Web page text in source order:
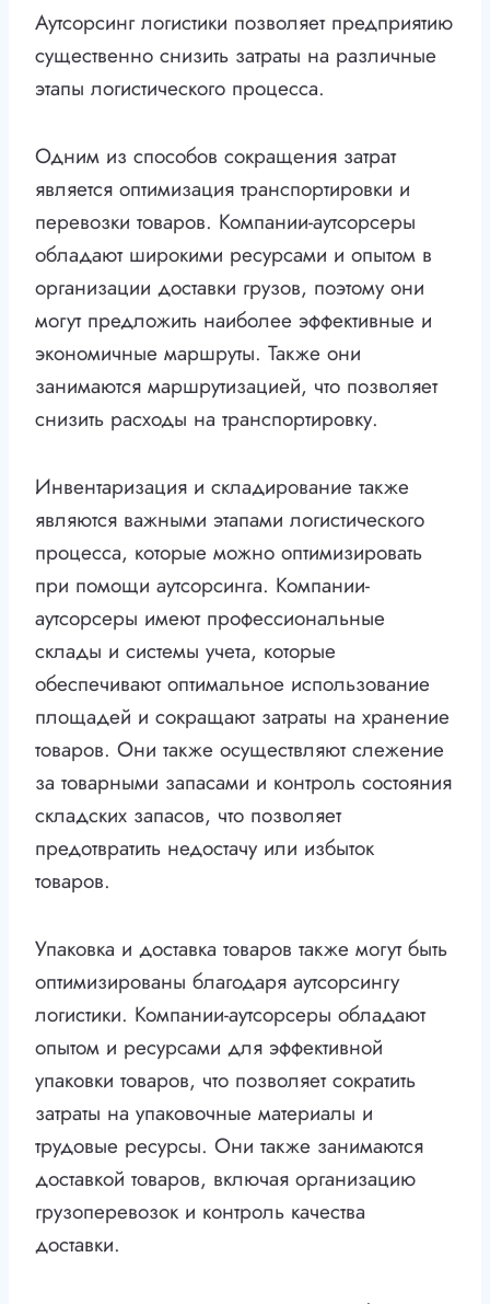
Аутсорсинг логистики позволяет предприятию
существенно снизить затраты на различные
этапы логистического процесса.
Одним из способов сокращения затрат
является оптимизация транспортировки и
перевозки товаров. Компании-аутсорсеры
обладают широкими ресурсами и опытом в
организации доставки грузов, поэтому они
могут предложить наиболее эффективные и
экономичные маршруты. Также они
занимаются маршрутизацией, что позволяет
снизить расходы на транспортировку.
Инвентаризация и складирование также
являются важными этапами логистического
процесса, которые можно оптимизировать
при помощи аутсорсинга. Компании-
аутсорсеры имеют профессиональные
склады и системы учета, которые
обеспечивают оптимальное использование
площадей и сокращают затраты на хранение
товаров. Они также осуществляют слежение
за товарными запасами и контроль состояния
складских запасов, что позволяет
предотвратить недостачу или избыток
товаров.
Упаковка и доставка товаров также могут быть
оптимизированы благодаря аутсорсингу
логистики. Компании-аутсорсеры обладают
опытом и ресурсами для эффективной
упаковки товаров, что позволяет сократить
затраты на упаковочные материалы и
трудовые ресурсы. Они также занимаются
доставкой товаров, включая организацию
грузоперевозок и контроль качества
доставки.